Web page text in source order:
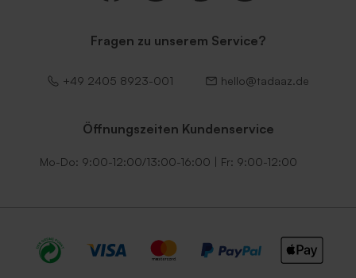
Terracotta Briefumschlag
Goldener Briefumschlag
Fragen zu unserem Service?
+49 2405 8923-001 hello@tadaaz.de
Öffnungszeiten Kundenservice
Mo-Do: 9:00-12:00/13:00-16:00 | Fr: 9:00-12:00